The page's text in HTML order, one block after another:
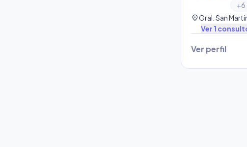
+6
location_on
Ver 1
Ver perfil